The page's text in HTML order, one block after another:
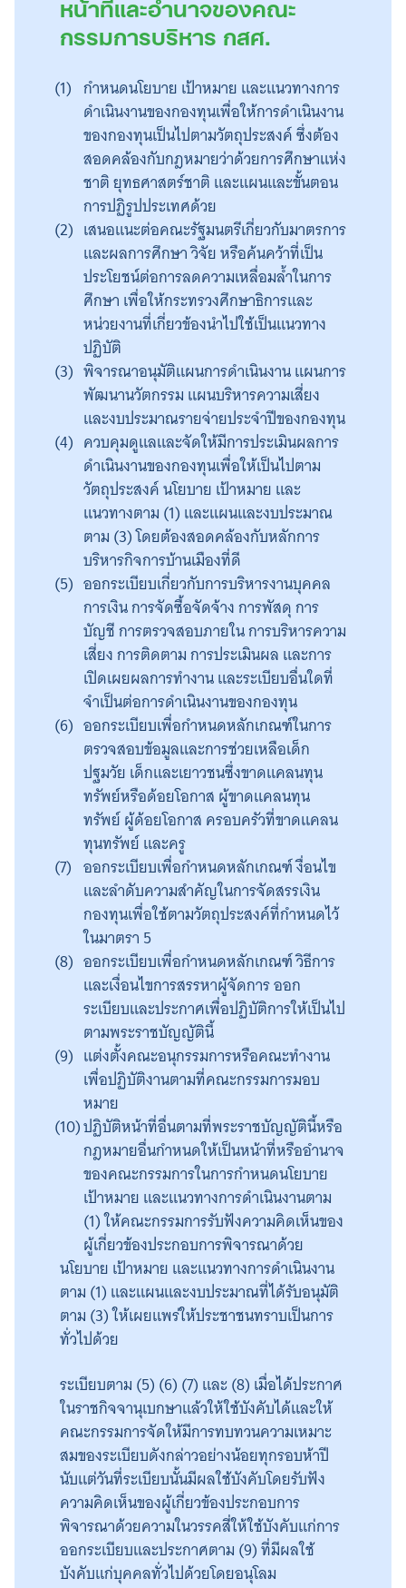
กรรมการบริหาร กสศ.
กำหนดนโยบาย เป้าหมาย และแนวทางการ
ดำเนินงานของกองทุนเพื่อให้การดำเนินงาน
ของกองทุนเป็นไปตามวัตถุประสงค์ ซึ่งต้อง
สอดคล้องกับกฎหมายว่าด้วยการศึกษาแห่ง
ชาติ ยุทธศาสตร์ชาติ และแผนและขั้นตอน
การปฏิรูปประเทศด้วย
เสนอแนะต่อคณะรัฐมนตรีเกี่ยวกับมาตรการ
และผลการศึกษา วิจัย หรือค้นคว้าที่เป็น
ประโยชน์ต่อการลดความเหลื่อมล้ำในการ
ศึกษา เพื่อให้กระทรวงศึกษาธิการและ
หน่วยงานที่เกี่ยวข้องนำไปใช้เป็นแนวทาง
ปฏิบัติ
พิจารณาอนุมัติแผนการดำเนินงาน แผนการ
พัฒนานวัตกรรม แผนบริหารความเสี่ยง
และงบประมาณรายจ่ายประจำปีของกองทุน
ควบคุมดูแลและจัดให้มีการประเมินผลการ
ดำเนินงานของกองทุนเพื่อให้เป็นไปตาม
วัตถุประสงค์ นโยบาย เป้าหมาย และ
แนวทางตาม (1) และแผนและงบประมาณ
ตาม (3) โดยต้องสอดคล้องกับหลักการ
บริหารกิจการบ้านเมืองที่ดี
ออกระเบียบเกี่ยวกับการบริหารงานบุคคล
การเงิน การจัดซื้อจัดจ้าง การพัสดุ การ
บัญชี การตรวจสอบภายใน การบริหารความ
เสี่ยง การติดตาม การประเมินผล และการ
เปิดเผยผลการทำงาน และระเบียบอื่นใดที่
จำเป็นต่อการดำเนินงานของกองทุน
ออกระเบียบเพื่อกำหนดหลักเกณฑ์ในการ
ตรวจสอบข้อมูลและการช่วยเหลือเด็ก
ปฐมวัย เด็กและเยาวชนซึ่งขาดแคลนทุน
ทรัพย์หรือด้อยโอกาส ผู้ขาดแคลนทุน
ทรัพย์ ผู้ด้อยโอกาส ครอบครัวที่ขาดแคลน
ทุนทรัพย์ และครู
ออกระเบียบเพื่อกำหนดหลักเกณฑ์ งื่อนไข
และลำดับความสำคัญในการจัดสรรเงิน
กองทุนเพื่อใช้ตามวัตถุประสงค์ที่กำหนดไว้
ในมาตรา 5
ออกระเบียบเพื่อกำหนดหลักเกณฑ์ วิธีการ
และเงื่อนไขการสรรหาผู้จัดการ ออก
ระเบียบและประกาศเพื่อปฏิบัติการให้เป็นไป
ตามพระราชบัญญัตินี้
แต่งตั้งคณะอนุกรรมการหรือคณะทำงาน
เพื่อปฏิบัติงานตามที่คณะกรรมการมอบ
หมาย
ปฏิบัติหน้าที่อื่นตามที่พระราชบัญญัตินี้หรือ
กฎหมายอื่นกำหนดให้เป็นหน้าที่หรืออำนาจ
ของคณะกรรมการในการกำหนดนโยบาย
เป้าหมาย และแนวทางการดำเนินงานตาม
(1) ให้คณะกรรมการรับฟังความคิดเห็นของ
ผู้เกี่ยวข้องประกอบการพิจารณาด้วย
นโยบาย เป้าหมาย และแนวทางการดำเนินงาน
ตาม (1) และแผนและงบประมาณที่ได้รับอนุมัติ
ตาม (3) ให้เผยแพร่ให้ประชาชนทราบเป็นการ
ทั่วไปด้วย
ระเบียบตาม (5) (6) (7) และ (8) เมื่อได้ประกาศ
ในราชกิจจานุเบกษาแล้วให้ใช้บังคับได้และให้
คณะกรรมการจัดให้มีการทบทวนความเหมาะ
สมของระเบียบดังกล่าวอย่างน้อยทุกรอบห้าปี
นับแต่วันที่ระเบียบนั้นมีผลใช้บังคับโดยรับฟัง
ความคิดเห็นของผู้เกี่ยวข้องประกอบการ
พิจารณาด้วยความในวรรคสี่ให้ใช้บังคับแก่การ
ออกระเบียบและประกาศตาม (9) ที่มีผลใช้
บังคับแก่บุคคลทั่วไปด้วยโดยอนุโลม